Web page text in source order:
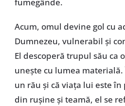
Acum, omul devine gol cu
Dumnezeu, vulnerabil și
El descoperă trupul său ca
unește cu lumea
un rău și că viața lui este în
din rușine și teamă, el se